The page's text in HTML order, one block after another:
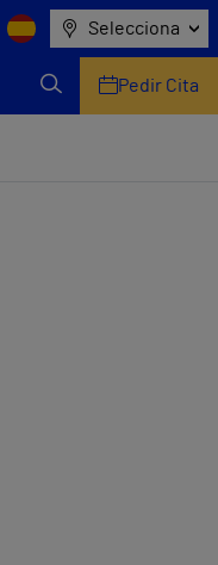
Selecciona
Pedir Cita